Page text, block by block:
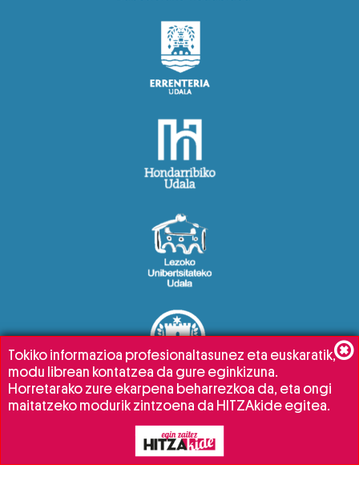
Tokiko informazioa profesionaltasunez eta euskaratik,
modu librean kontatzea da gure eginkizuna.
Horretarako zure ekarpena beharrezkoa da, eta ongi
maitatzeko modurik zintzoena da HITZAkide egitea.